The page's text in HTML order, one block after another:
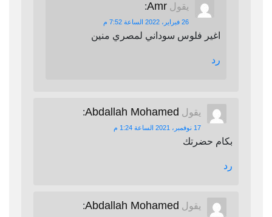
يقول Amr
:
26 فبراير، 2022 الساعة 7:52 م
اغير فلوس سوداني لمصري منين
رد
يقول Abdallah Mohamed
:
17 نوفمبر، 2021 الساعة 1:24 م
بكام حضرتك
رد
يقول Abdallah Mohamed
: